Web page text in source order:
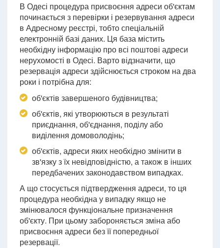
В Одесі процедура присвоєння адреси об'єктам
починається з перевірки і резервування адреси
в Адресному реєстрі, тобто спеціальній
електронній базі даних. Ця база містить
необхідну інформацію про всі поштові адреси
нерухомості в Одесі. Варто відзначити, що
резервація адреси здійснюється строком на два
роки і потрібна для:
об'єктів завершеного будівництва;
об'єктів, які утворюються в результаті
приєднання, об'єднання, поділу або
виділення домоволодінь;
об'єктів, адреси яких необхідно змінити в
зв'язку з їх невідповідністю, а також в інших
передбачених законодавством випадках.
А що стосується підтвердження адреси, то ця
процедура необхідна у випадку якщо не
змінювалося функціональне призначення
об'єкту. При цьому забороняється зміна або
присвоєння адреси без її попередньої
резервації.